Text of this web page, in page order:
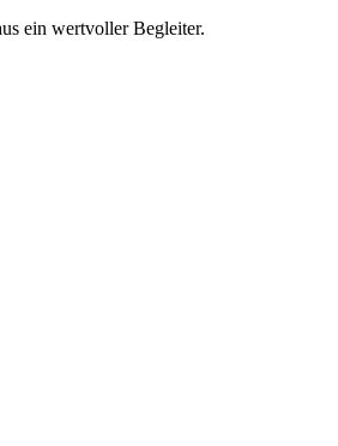
ein wertvoller Begleiter.